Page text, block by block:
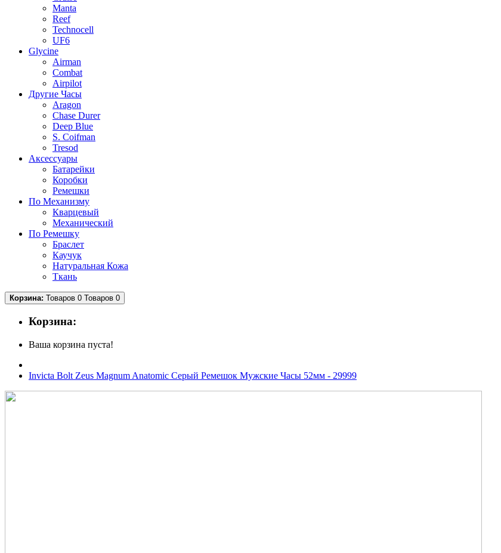
Manta
Reef
Technocell
UF6
Glycine
Airman
Combat
Airpilot
Другие Часы
Aragon
Chase Durer
Deep Blue
S. Coifman
Tresod
Аксессуары
Батарейки
Коробки
Ремешки
По Механизму
Кварцевый
Механический
По Ремешку
Браслет
Каучук
Натуральная Кожа
Ткань
Корзина: Товаров 0 Товаров 0
Корзина:
Ваша корзина пуста!
Invicta Bolt Zeus Magnum Anatomic Серый Ремешок Мужские Часы 52мм - 29999